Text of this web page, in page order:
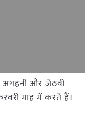
अगहनी और जेठवी
माह में करते हैं।